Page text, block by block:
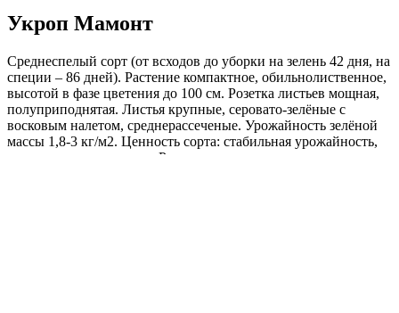
Укроп Мамонт
Среднеспелый сорт (от всходов до уборки на зелень 42 дня, на
специи – 86 дней). Растение компактное, обильнолиственное,
высотой в фазе цветения до 100 см. Розетка листьев мощная,
полуприподнятая. Листья крупные, серовато-зелёные с
восковым налетом, среднерассеченые. Урожайность зелёной
массы 1,8-3 кг/м2. Ценность сорта: стабильная урожайность,
высокая ароматичность. Рекомендуется для сушки,